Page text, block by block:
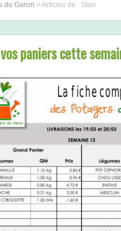
du Garon >Articles de : Stan
paniers cette